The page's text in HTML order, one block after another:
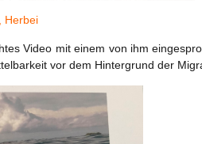
Herbei
Video mit einem von ihm
vor dem Hintergrund der